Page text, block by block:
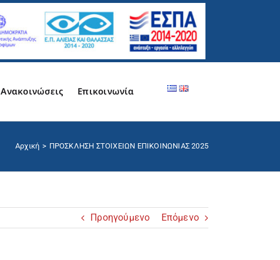
Ανακοινώσεις Επικοινωνία
Αρχική ΠΡΟΣΚΛΗΣΗ ΣΤΟΙΧΕΙΩΝ ΕΠΙΚΟΙΝΩΝΙΑΣ 2025
Προηγούμενο Επόμενο